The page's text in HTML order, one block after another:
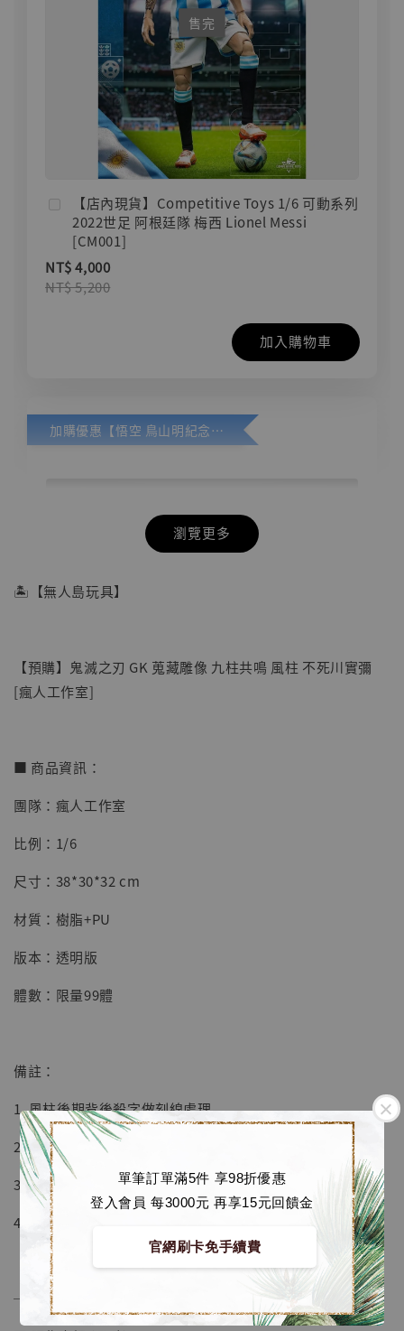
單筆訂單滿5件 享98折優惠
登入會員 每3000元 再享15元回饋金
官網刷卡免手續費
售完
【店內現貨】Competitive Toys 1/6 可動系列
2022世足 阿根廷隊 梅西 Lionel Messi
[CM001]
NT$ 4,000
NT$ 5,200
加入購物車
加購優惠【悟空 鳥山明紀念款 [奇蹟工作室]】
【店內現貨】七龍珠 系列蒐藏雕像 悟空 鳥山
明紀念款 [奇蹟工作室]
NT$ 5,580
瀏覽更多
🏝【無人島玩具】
【預購】鬼滅之刃 GK 蒐藏雕像 九柱共鳴 風柱 不死川實彌
[瘋人工作室]
■ 商品資訊：
團隊：瘋人工作室
比例：1/6
尺寸：38*30*32 cm
材質：樹脂+PU
版本：透明版
體數：限量99體
備註：
1. 風柱後期背後殺字做刻線處理
2. 透明版特效件是可發光版
3. 後續三款產品預告
4. 產品包裝：珍珠棉+彩盒+銘牌
──────────────